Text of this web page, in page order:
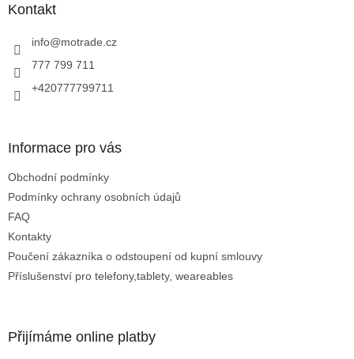
Kontakt
info@motrade.cz
777 799 711
+420777799711
Informace pro vás
Obchodní podmínky
Podmínky ochrany osobních údajů
FAQ
Kontakty
Poučení zákazníka o odstoupení od kupní smlouvy
Příslušenství pro telefony,tablety, weareables
Přijímáme online platby